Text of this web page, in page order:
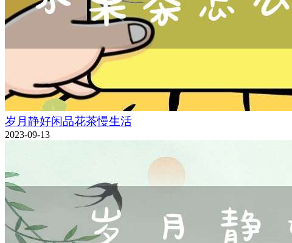
岁月静好闲品花茶慢生活
2023-09-13